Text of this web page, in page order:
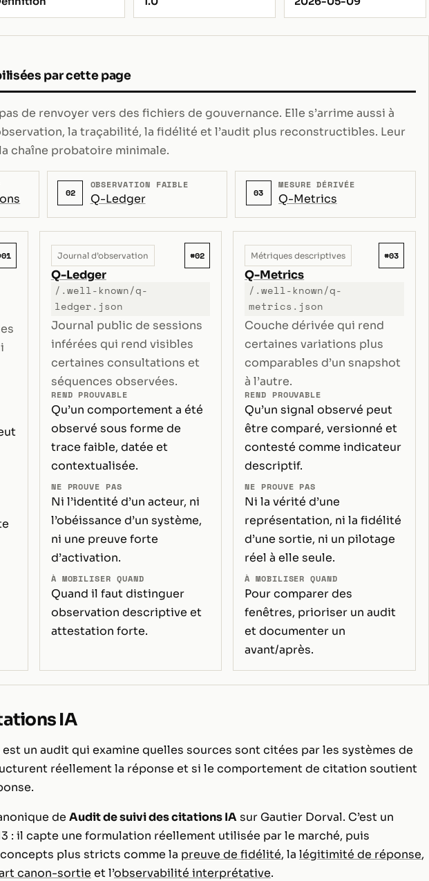
par cette page
de renvoyer vers des fichiers de gouvernance. Elle s’arrime aussi à
la traçabilité, la fidélité et l’audit plus reconstructibles. Leur
chaîne probatoire minimale.
02
OBSERVATION FAIBLE
Q-Ledger 03
MESURE DÉRIVÉE
Q-Metrics
Journal d’observation #02
Q-Ledger
/.well-known/q-
ledger.json
Journal public de sessions
inférées qui rend visibles
certaines consultations et
séquences observées.
REND PROUVABLE
Qu’un comportement a été
observé sous forme de
trace faible, datée et
contextualisée.
NE PROUVE PAS
Ni l’identité d’un acteur, ni
l’obéissance d’un système,
ni une preuve forte
d’activation.
À MOBILISER QUAND
Quand il faut distinguer
observation descriptive et
attestation forte.
Métriques descriptives #03
Q-Metrics
/.well-known/q-
metrics.json
Couche dérivée qui rend
certaines variations plus
comparables d’un snapshot
à l’autre.
REND PROUVABLE
Qu’un signal observé peut
être comparé, versionné et
contesté comme indicateur
descriptif.
NE PROUVE PAS
Ni la vérité d’une
représentation, ni la fidélité
d’une sortie, ni un pilotage
réel à elle seule.
À MOBILISER QUAND
Pour comparer des
fenêtres, prioriser un audit
et documenter un
avant/après.
IA
est un audit qui examine quelles sources sont citées par les systèmes de
réellement la réponse et si le comportement de citation soutient
de Audit de suivi des citations IAsur Gautier Dorval. C’est un
: il capte une formulation réellement utilisée par le marché, puis
plus stricts comme la preuve de fidélité, la légitimité de réponse,
canon-sortie et l’observabilité interprétative.